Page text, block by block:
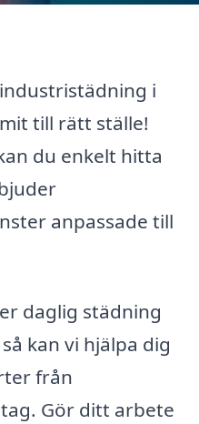
i
till rätt ställe!
du enkelt hitta
anpassade till
daglig städning
kan vi hjälpa dig
från
Gör ditt arbete